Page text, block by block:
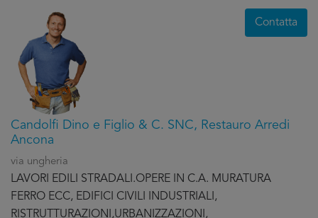
Candolfi Dino e Figlio & C. SNC, Restauro Arredi
Ancona
via ungheria
LAVORI EDILI STRADALI.OPERE IN C.A. MURATURA
FERRO ECC, EDIFICI CIVILI INDUSTRIALI,
RISTRUTTURAZIONI,URBANIZZAZIONI,
Contatta